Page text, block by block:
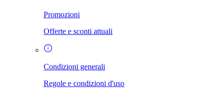
Promozioni
Offerte e sconti attuali
Condizioni generali
Regole e condizioni d'uso